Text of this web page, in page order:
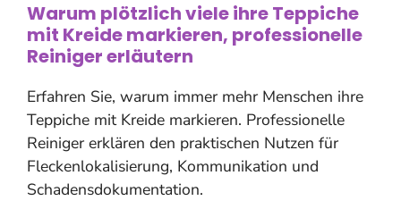
Warum plötzlich viele ihre Teppiche
mit Kreide markieren, professionelle
Reiniger erläutern
Erfahren Sie, warum immer mehr Menschen ihre
Teppiche mit Kreide markieren. Professionelle
Reiniger erklären den praktischen Nutzen für
Fleckenlokalisierung, Kommunikation und
Schadensdokumentation.